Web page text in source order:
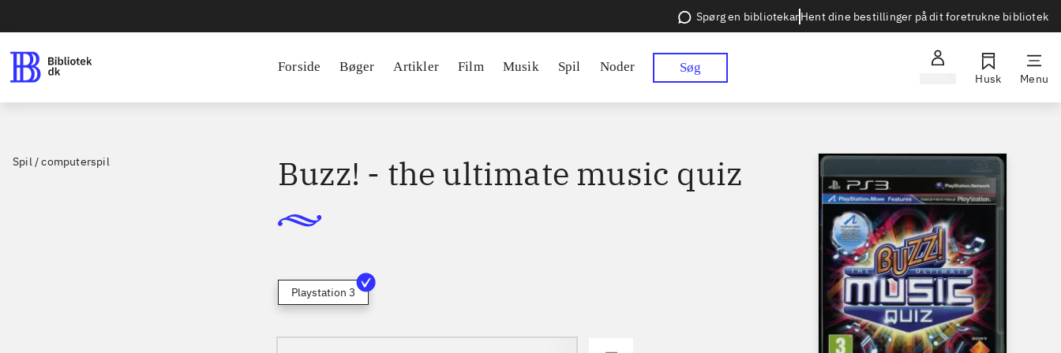
Spørg en bibliotekarHent dine bestillinger på dit foretrukne bibliotek
Forside Bøger Artikler Film Musik Spil Noder Søg
Husk Menu
Spil / computerspil Buzz! - the ultimate music quiz
Playstation 3